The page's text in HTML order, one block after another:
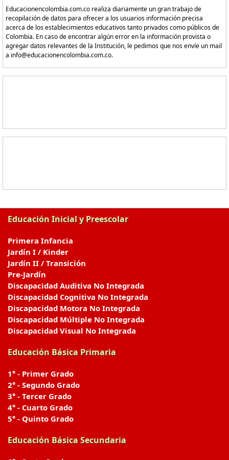
Educacionencolombia.com.co realiza diariamente un gran trabajo de
recopilación de datos para ofrecer a los usuarios información precisa
acerca de los establecimientos educativos tanto privados como públicos de
Colombia. En caso de encontrar algún error en la información provista o
agregar datos relevantes de la Institución, le pedimos que nos envíe un mail
a info@educacionencolombia.com.co.
Educación Inicial y Preescolar
Primera Infancia
Jardín I / Kinder
Jardín II / Transición
Pre-Jardín
Discapacidad Auditiva No Integrada
Discapacidad Cognitiva No Integrada
Discapacidad Motora No Integrada
Discapacidad Múltiple No Integrada
Discapacidad Visual No Integrada
Educación Básica Primaria
1° - Primer Grado
2° - Segundo Grado
3° - Tercer Grado
4° - Cuarto Grado
5° - Quinto Grado
Educación Básica Secundaria